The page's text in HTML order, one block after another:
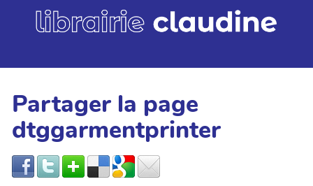
Partager la page
dtggarmentprinter